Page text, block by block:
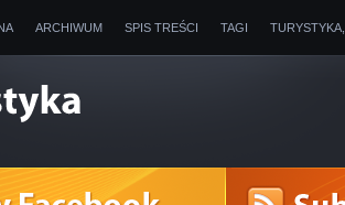
ARCHIWUM SPIS TREŚCI TAGI